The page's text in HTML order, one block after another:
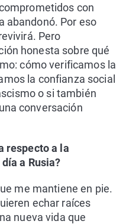
con
abandonó. Por eso
Pero
honesta sobre qué
cómo verificamos la
la confianza social
o si también
conversación
respecto a la
a Rusia?
me mantiene en pie.
echar raíces
nueva vida que